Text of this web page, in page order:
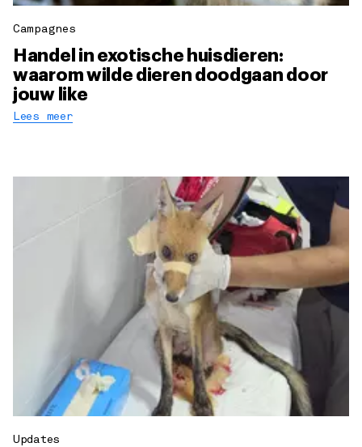
Campagnes
Handel in exotische huisdieren:
waarom wilde dieren doodgaan door
jouw like
Lees meer
Updates